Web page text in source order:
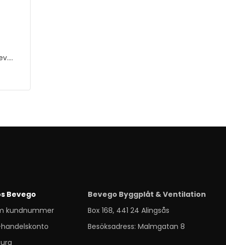
Bevego
kundnummer
Bevego Byggplåt & Ventilation
Box 168, 441 24 Alingsås
Besöksadress: Malmgatan 8